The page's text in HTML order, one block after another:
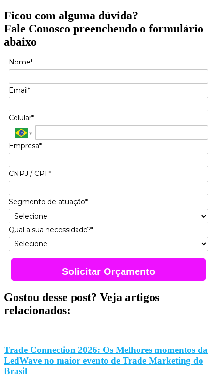
Ficou com alguma dúvida?
Fale Conosco preenchendo o formulário
abaixo
Nome*
Email*
Celular*
Empresa*
CNPJ / CPF*
Segmento de atuação*
Qual a sua necessidade?*
Solicitar Orçamento
Gostou desse post? Veja artigos
relacionados:
Trade Connection 2026: Os Melhores momentos da
LedWave no maior evento de Trade Marketing do
Brasil